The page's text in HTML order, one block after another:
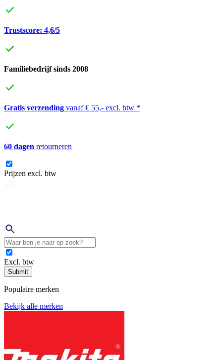
Trustscore: 4,6/5
Familiebedrijf sinds 2008
Gratis verzending vanaf € 55,- excl. btw *
60 dagen retourneren
Prijzen excl. btw
Excl. btw
Submit
Populaire merken
Bekijk alle merken